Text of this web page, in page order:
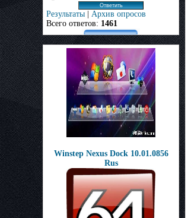
Результаты | Архив опросов
Всего ответов: 1461
Winstep Nexus Dock 10.01.0856
Rus